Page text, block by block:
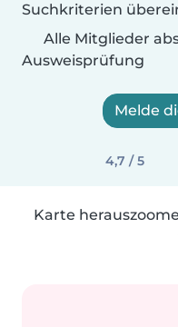
Suchkriterien
Alle Mitglieder
Ausweisprüfung
Melde
4,7 / 5
Karte